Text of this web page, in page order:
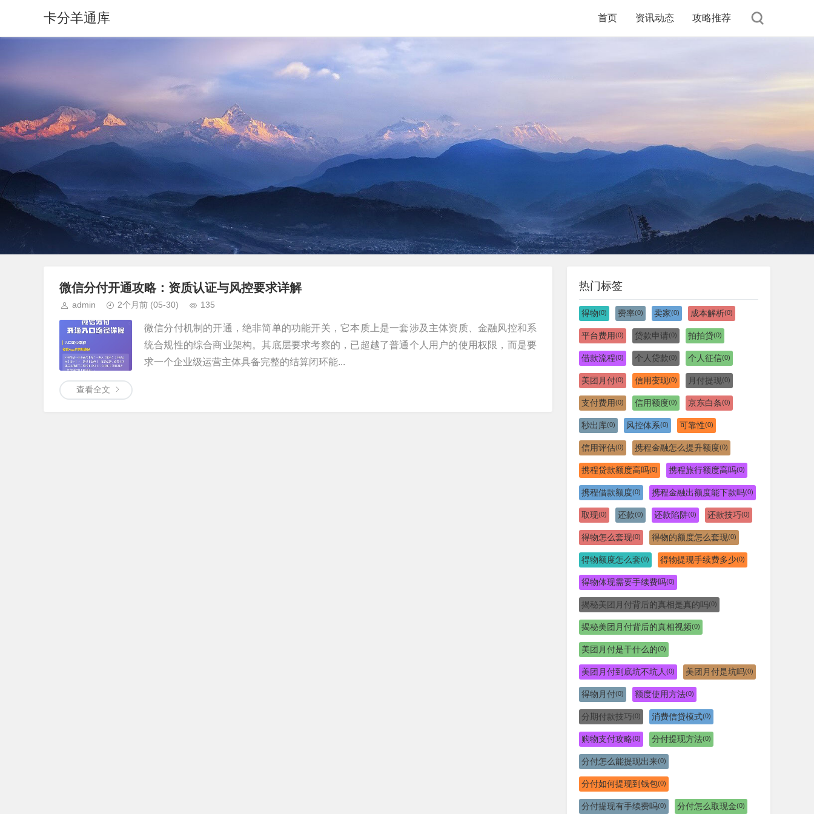
卡分羊通库 首页 资讯动态 攻略推荐
微信分付开通攻略：资质认证与风控要求详解
admin 2个月前 (05-30) 135
微信分付机制的开通，绝非简单的功能开关，它本质上是一套涉及主体资质、金融风控和系
统合规性的综合商业架构。其底层要求考察的，已超越了普通个人用户的使用权限，而是要
求一个企业级运营主体具备完整的结算闭环能...
查看全文
热门标签
得物(0) 费率(0) 卖家(0) 成本解析(0)
平台费用(0) 贷款申请(0) 拍拍贷(0)
借款流程(0) 个人贷款(0) 个人征信(0)
美团月付(0) 信用变现(0) 月付提现(0)
支付费用(0) 信用额度(0) 京东白条(0)
秒出库(0) 风控体系(0) 可靠性(0)
信用评估(0) 携程金融怎么提升额度(0)
携程贷款额度高吗(0) 携程旅行额度高吗(0)
携程借款额度(0) 携程金融出额度能下款吗(0)
取现(0) 还款(0) 还款陷阱(0) 还款技巧(0)
得物怎么套现(0) 得物的额度怎么套现(0)
得物额度怎么套(0) 得物提现手续费多少(0)
得物体现需要手续费吗(0)
揭秘美团月付背后的真相是真的吗(0)
揭秘美团月付背后的真相视频(0)
美团月付是干什么的(0)
美团月付到底坑不坑人 (0) 美团月付是坑吗(0)
得物月付(0) 额度使用方法(0)
分期付款技巧(0) 消费信贷模式(0)
购物支付攻略(0) 分付提现方法(0)
分付怎么能提现出来(0)
分付如何提现到钱包(0)
分付提现有手续费吗(0) 分付怎么取现金(0)